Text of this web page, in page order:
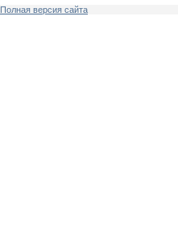
Полная версия сайта